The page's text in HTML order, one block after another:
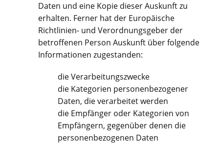
Daten und eine Kopie dieser Auskunft zu
erhalten. Ferner hat der Europäische
Richtlinien- und Verordnungsgeber der
betroffenen Person Auskunft über folgende
Informationen zugestanden:
die Verarbeitungszwecke
die Kategorien personenbezogener
Daten, die verarbeitet werden
die Empfänger oder Kategorien von
Empfängern, gegenüber denen die
personenbezogenen Daten